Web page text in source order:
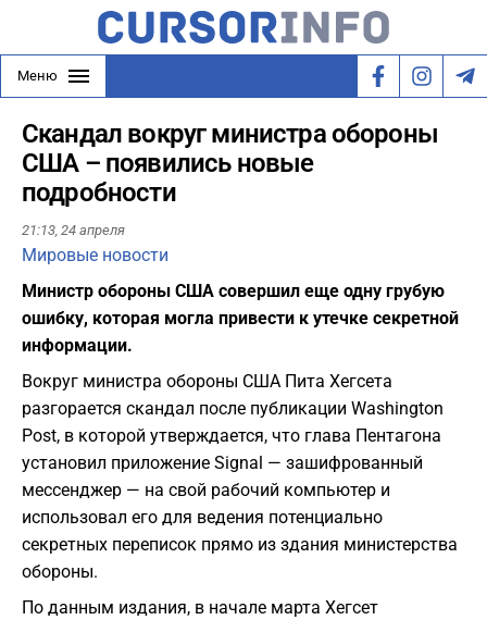
Меню
Скандал вокруг министра обороны
США – появились новые
подробности
21:13, 24 апреля
Мировые новости
Министр обороны США совершил еще одну грубую
ошибку, которая могла привести к утечке секретной
информации.
Вокруг министра обороны США Пита Хегсета
разгорается скандал после публикации Washington
Post, в которой утверждается, что глава Пентагона
установил приложение Signal — зашифрованный
мессенджер — на свой рабочий компьютер и
использовал его для ведения потенциально
секретных переписок прямо из здания министерства
обороны.
По данным издания, в начале марта Хегсет